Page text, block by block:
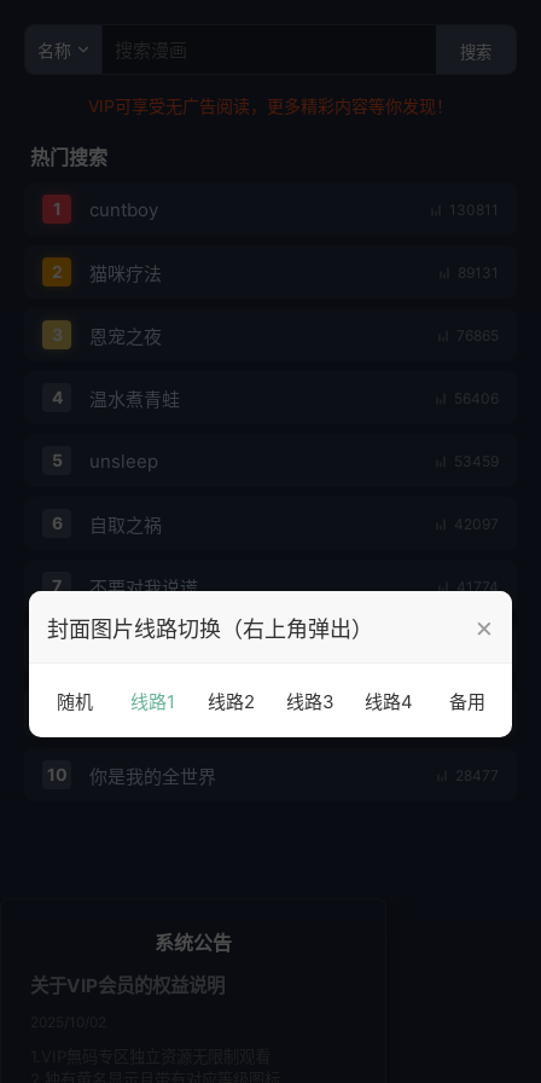
搜索
VIP可享受无广告阅读，更多精彩内容等你发现！
热门搜索
1 cuntboy 130811
2 猫咪疗法 89131
3 恩宠之夜 76865
4 温水煮青蛙 56406
5 unsleep 53459
6 自取之祸 42097
7 不要对我说谎 41774
9 一加二 30139
10 你是我的全世界 28477
封面图片线路切换（右上角弹出） ×
随机 线路1 线路2 线路3 线路4 备用
系统公告
关于VIP会员的权益说明